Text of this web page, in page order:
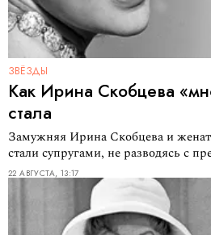
ЗВЁЗДЫ
Как Ирина Скобцева
стала
Замужняя Ирина Скобцева и
стали супругами, не разводясь с
22 АВГУСТА, 13:17